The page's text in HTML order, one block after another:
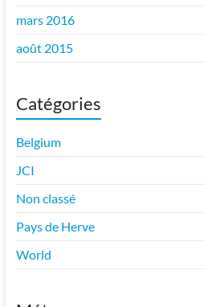
mars 2016
août 2015
Catégories
Belgium
JCI
Non classé
Pays de Herve
World